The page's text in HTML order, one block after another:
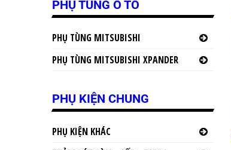
PHỤ TÙNG Ô TÔ
PHỤ TÙNG MITSUBISHI
PHỤ TÙNG MITSUBISHI XPANDER
PHỤ KIỆN CHUNG
PHỤ KIỆN KHÁC